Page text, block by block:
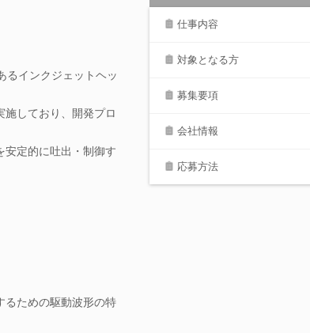
るインクジェットヘッ
施しており、開発プロ
安定的に吐出・制御す
るための駆動波形の特
仕事内容
対象となる方
募集要項
会社情報
応募方法